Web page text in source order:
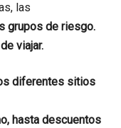
las
grupos de riesgo.
viajar.
diferentes sitios
hasta descuentos